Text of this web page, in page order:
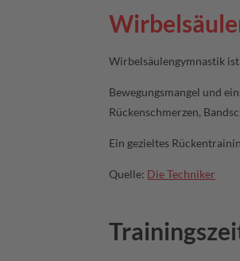
Wirbelsäulengymnastik
Bewegungsmangel und
Rückenschmerzen,
Ein gezieltes
Quelle: Die Techniker